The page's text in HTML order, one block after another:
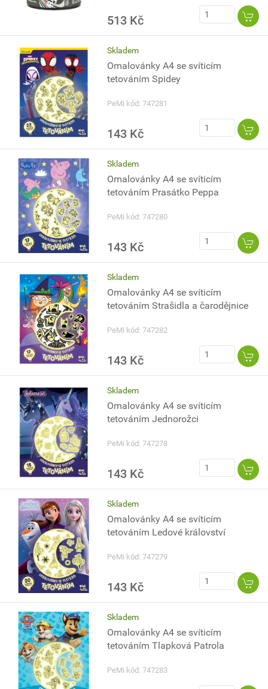
513 Kč
Skladem
Omalovánky A4 se svíticím
tetováním Spidey
PeMi kód: 747281
143 Kč
Skladem
Omalovánky A4 se svíticím
tetováním Prasátko Peppa
PeMi kód: 747280
143 Kč
Skladem
Omalovánky A4 se svíticím
tetováním Strašidla a čarodějnice
PeMi kód: 747282
143 Kč
Skladem
Omalovánky A4 se svíticím
tetováním Jednorožci
PeMi kód: 747278
143 Kč
Skladem
Omalovánky A4 se svíticím
tetováním Ledové království
PeMi kód: 747279
143 Kč
Skladem
Omalovánky A4 se svíticím
tetováním Tlapková Patrola
PeMi kód: 747283